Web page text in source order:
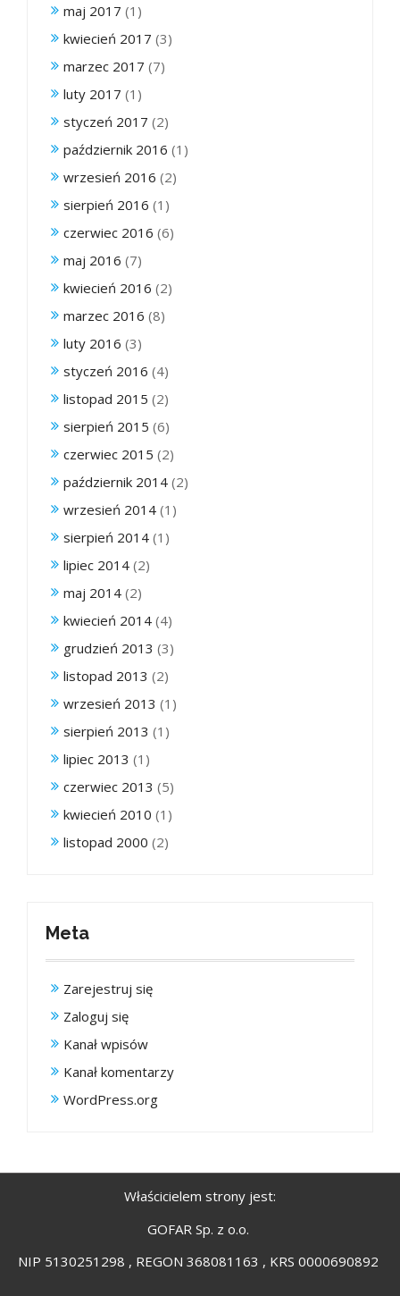
maj 2017 (1)
kwiecień 2017 (3)
marzec 2017 (7)
luty 2017 (1)
styczeń 2017 (2)
październik 2016 (1)
wrzesień 2016 (2)
sierpień 2016 (1)
czerwiec 2016 (6)
maj 2016 (7)
kwiecień 2016 (2)
marzec 2016 (8)
luty 2016 (3)
styczeń 2016 (4)
listopad 2015 (2)
sierpień 2015 (6)
czerwiec 2015 (2)
październik 2014 (2)
wrzesień 2014 (1)
sierpień 2014 (1)
lipiec 2014 (2)
maj 2014 (2)
kwiecień 2014 (4)
grudzień 2013 (3)
listopad 2013 (2)
wrzesień 2013 (1)
sierpień 2013 (1)
lipiec 2013 (1)
czerwiec 2013 (5)
kwiecień 2010 (1)
listopad 2000 (2)
Meta
Zarejestruj się
Zaloguj się
Kanał wpisów
Kanał komentarzy
WordPress.org
Właścicielem strony jest:
GOFAR Sp. z o.o.
NIP 5130251298 , REGON 368081163 , KRS 0000690892